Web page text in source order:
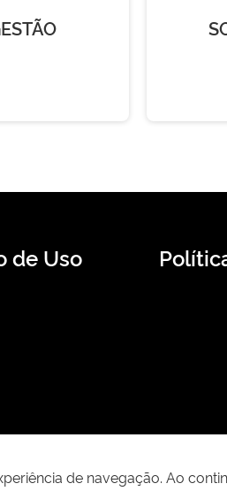
de Uso
de navegação. Ao